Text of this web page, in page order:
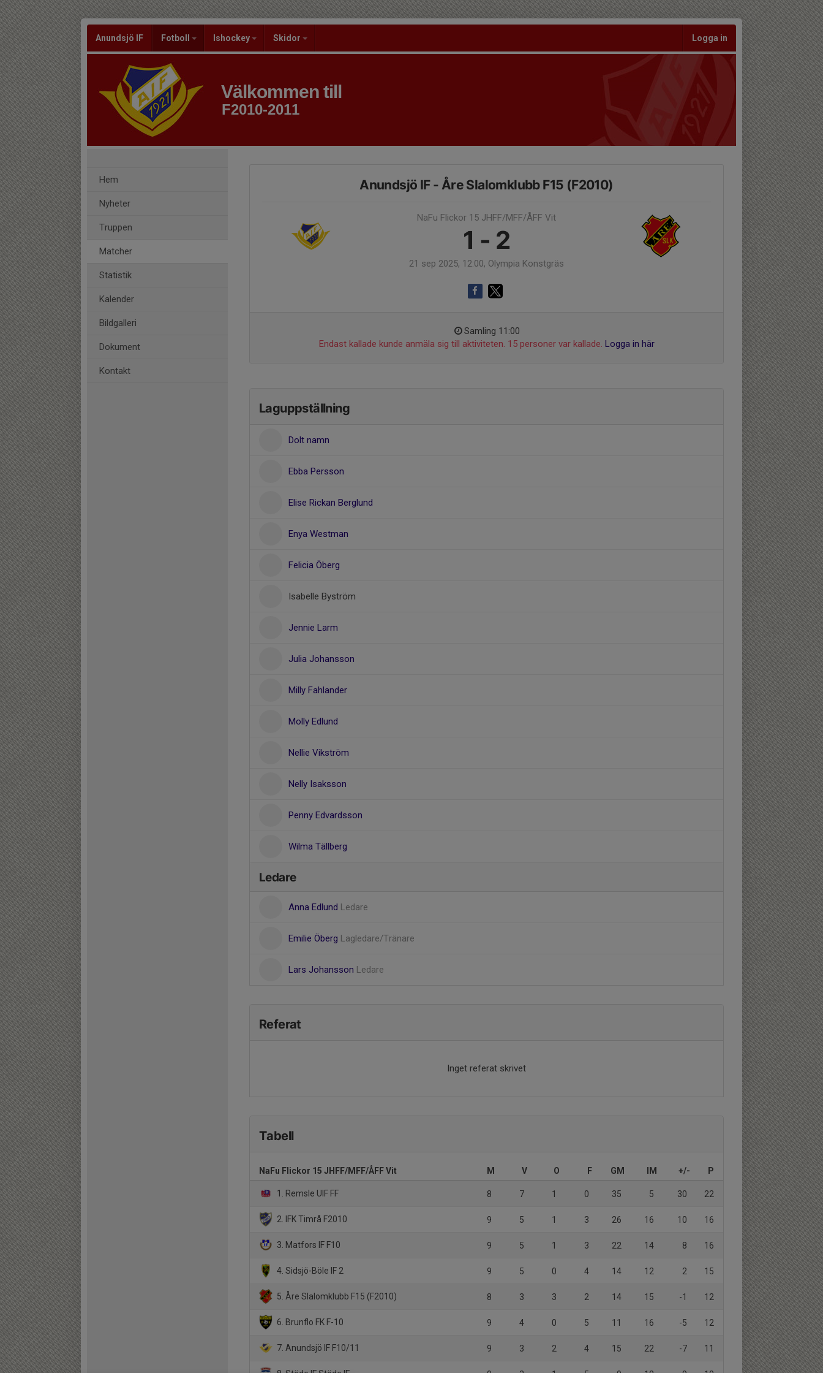
Anundsjö IF Fotboll Ishockey Skidor Logga in
Välkommen till
F2010-2011
Hem
Nyheter
Truppen
Matcher
Statistik
Kalender
Bildgalleri
Dokument
Kontakt
Anundsjö IF - Åre Slalomklubb F15 (F2010)
NaFu Flickor 15 JHFF/MFF/ÅFF Vit
1 - 2
21 sep 2025, 12:00, Olympia Konstgräs
Samling 11:00
Endast kallade kunde anmäla sig till aktiviteten. 15 personer var kallade. Logga in här
Laguppställning
Dolt namn
Ebba Persson
Elise Rickan Berglund
Enya Westman
Felicia Öberg
Isabelle Byström
Jennie Larm
Julia Johansson
Milly Fahlander
Molly Edlund
Nellie Vikström
Nelly Isaksson
Penny Edvardsson
Wilma Tällberg
Ledare
Anna Edlund Ledare
Emilie Öberg Lagledare/Tränare
Lars Johansson Ledare
Referat
Inget referat skrivet
Tabell
NaFu Flickor 15 JHFF/MFF/ÅFF Vit M V O F GM IM +/- P
1. Remsle UIF FF 8 7 1 0 35 5 30 22
2. IFK Timrå F2010 9 5 1 3 26 16 10 16
3. Matfors IF F10 9 5 1 3 22 14 8 16
4. Sidsjö-Böle IF 2 9 5 0 4 14 12 2 15
5. Åre Slalomklubb F15 (F2010) 8 3 3 2 14 15 -1 12
6. Brunflo FK F-10 9 4 0 5 11 16 -5 12
7. Anundsjö IF F10/11 9 3 2 4 15 22 -7 11